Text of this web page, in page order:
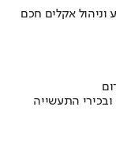
אקלים חכם
התעשייה